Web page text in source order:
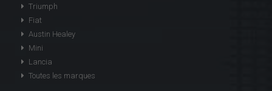
Triumph
Fiat
Austin Healey
Mini
Lancia
Toutes les marques